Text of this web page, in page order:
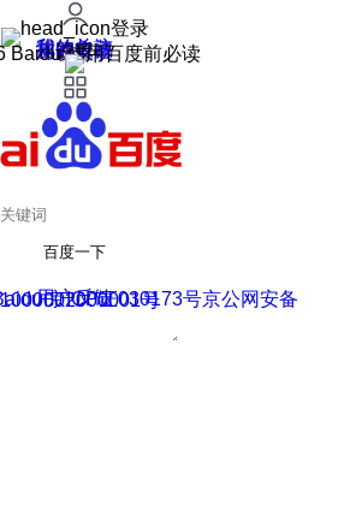
登录
我的关注
我的收藏
皮肤中心
用户反馈
设置
Baidu 使用百度前必读
百度一下
用户反馈
京ICP证030173号
网安备11000002000001号